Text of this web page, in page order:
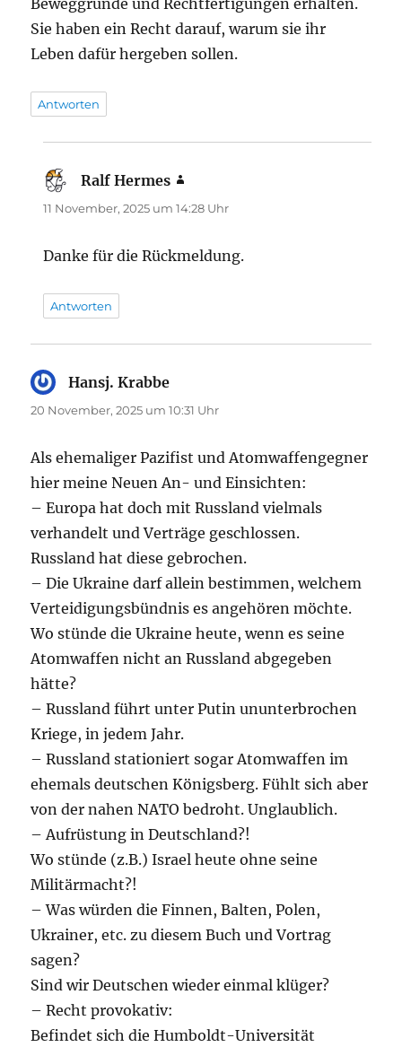
Sie haben ein Recht darauf, warum sie ihr
Leben dafür hergeben sollen.
Antworten
Ralf Hermes
11 November, 2025 um 14:28 Uhr
Danke für die Rückmeldung.
Antworten
Hansj. Krabbe
20 November, 2025 um 10:31 Uhr
Als ehemaliger Pazifist und Atomwaffengegner
hier meine Neuen An- und Einsichten:
– Europa hat doch mit Russland vielmals
verhandelt und Verträge geschlossen.
Russland hat diese gebrochen.
– Die Ukraine darf allein bestimmen, welchem
Verteidigungsbündnis es angehören möchte.
Wo stünde die Ukraine heute, wenn es seine
Atomwaffen nicht an Russland abgegeben
hätte?
– Russland führt unter Putin ununterbrochen
Kriege, in jedem Jahr.
– Russland stationiert sogar Atomwaffen im
ehemals deutschen Königsberg. Fühlt sich aber
von der nahen NATO bedroht. Unglaublich.
– Aufrüstung in Deutschland?!
Wo stünde (z.B.) Israel heute ohne seine
Militärmacht?!
– Was würden die Finnen, Balten, Polen,
Ukrainer, etc. zu diesem Buch und Vortrag
sagen?
Sind wir Deutschen wieder einmal klüger?
– Recht provokativ:
Befindet sich die Humboldt-Universität